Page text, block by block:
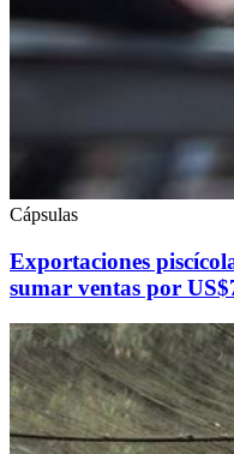
Cápsulas
Exportaciones
sumar ventas por